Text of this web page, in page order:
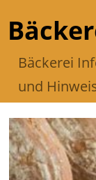
Bäckerei
und